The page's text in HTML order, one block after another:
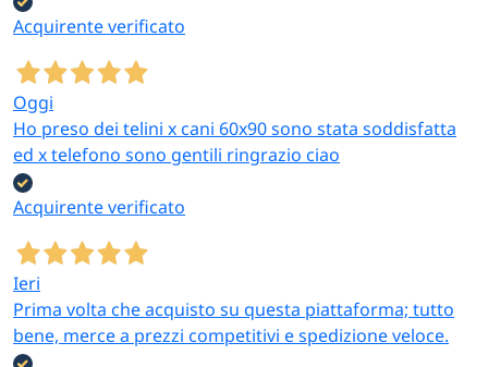
Acquirente verificato
Oggi
Ho preso dei telini x cani 60x90 sono stata soddisfatta
ed x telefono sono gentili ringrazio ciao
Acquirente verificato
Ieri
Prima volta che acquisto su questa piattaforma; tutto
bene, merce a prezzi competitivi e spedizione veloce.